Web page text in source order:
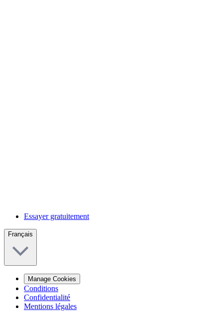
Essayer gratuitement
Français
Manage Cookies
Conditions
Confidentialité
Mentions légales